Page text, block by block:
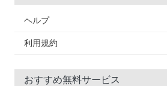
ヘルプ
利用規約
おすすめ無料サービス